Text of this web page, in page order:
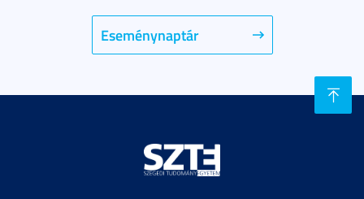
Eseménynaptár